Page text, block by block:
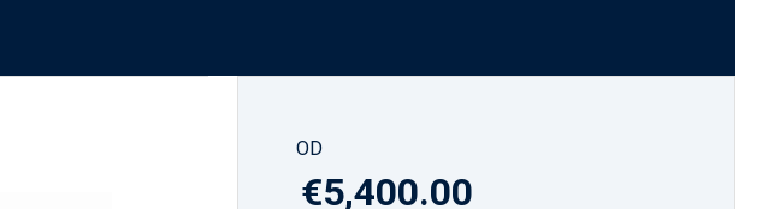
OD
€5,400.00